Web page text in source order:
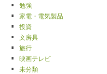
勉強
家電・電気製品
投資
文房具
旅行
映画テレビ
未分類